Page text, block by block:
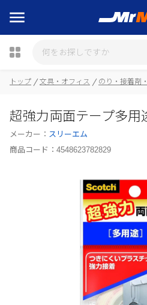
トップ 文具・オフィス のり・接着剤
超強力両面テープ多用
メーカー： スリーエム
商品コード： 4548623782829